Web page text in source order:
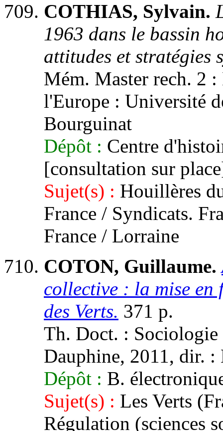
COTHIAS, Sylvain.
1963 dans le bassin
attitudes et stratégies
Mém. Master rech. 2
l'Europe : Université
Bourguinat
Dépôt : Centre
[consultation sur
Sujet(s) : Houillères
France / Syndicats.
France / Lorraine
COTON, Guillaume.
collective : la mise
des Verts. 371 p.
Th. Doct. :
Dauphine, 2011, dir.
Dépôt : B.
Sujet(s) : Les Verts
Régulation (sciences